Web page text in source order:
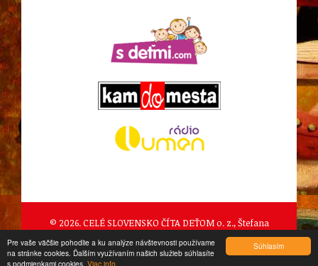
Súhlasím
Pre vaše väčšie pohodlie a ku analýze návštevnosti používame
na stránke cookies. Ďalším využívaním našich služieb súhlasíte
s podmienkami cookies. Viac info.
© 2026. CELÉ SLOVENSKO ČÍTA DEŤOM o. z., Štefana
created byCTS Europe s.r.o.